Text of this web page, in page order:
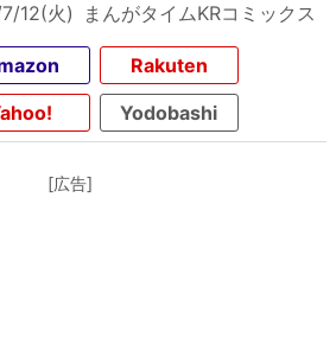
12(火) まんがタイムKRコミックス
Rakuten
Yodobashi
[広告]